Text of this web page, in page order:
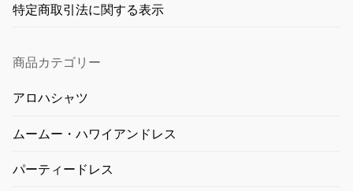
特定商取引法に関する表示
商品カテゴリー
アロハシャツ
ムームー・ハワイアンドレス
パーティードレス